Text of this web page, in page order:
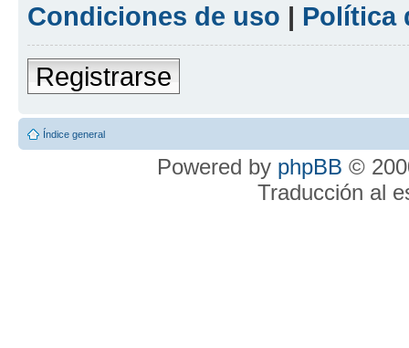
Condiciones de uso | Política
Registrarse
Índice general
Powered by phpBB ©
Traducción al